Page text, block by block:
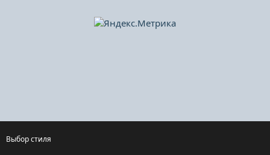
Выбор стиля